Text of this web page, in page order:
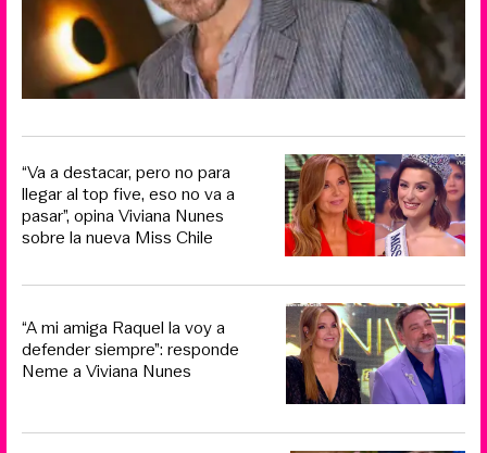
“Va a destacar, pero no para
llegar al top five, eso no va a
pasar”, opina Viviana Nunes
sobre la nueva Miss Chile
“A mi amiga Raquel la voy a
defender siempre”: responde
Neme a Viviana Nunes